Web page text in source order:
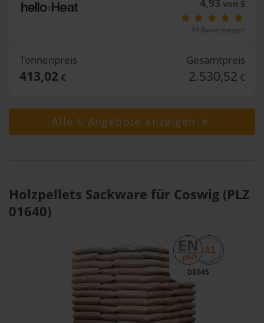
4,93 von 5
44 Bewertungen
Tonnenpreis
413,02 €
Gesamtpreis
2.530,52 €
Alle 6 Angebote anzeigen
Holzpellets Sackware für Coswig (PLZ
01640)
DE045